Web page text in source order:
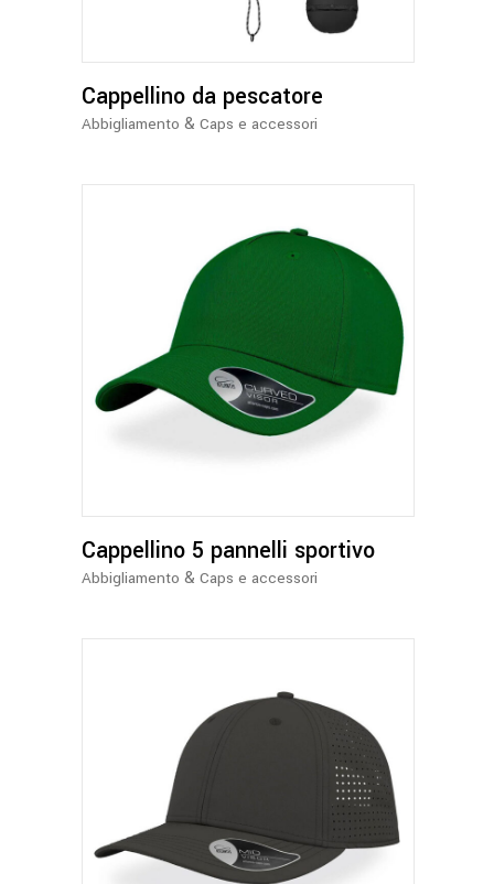
varianti.
Le
opzioni
possono
essere
prodotto
Cappellino da pescatore
Abbigliamento & Caps e accessori
Questo
prodotto
ha
più
opzioni
possono
essere
prodotto
Cappellino 5 pannelli sportivo
Abbigliamento & Caps e accessori
prodotto
ha